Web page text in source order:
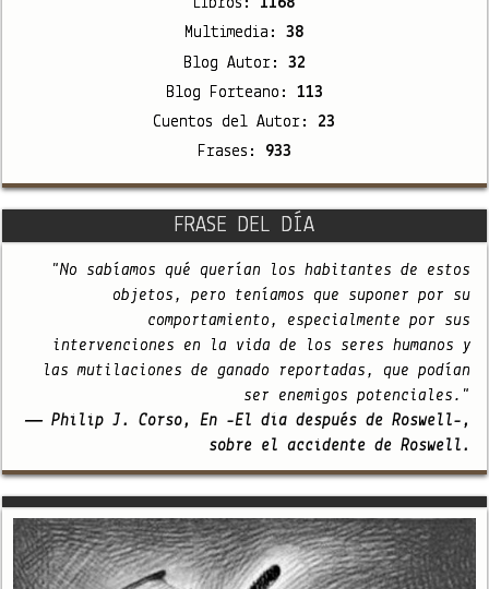
Libros:1168
Multimedia:38
Blog Autor: 32
Blog Forteano: 113
Cuentos del Autor: 23
Frases: 933
FRASE DEL DÍA
"No sabíamos qué querían los habitantes de estos
objetos, pero teníamos que suponer por su
comportamiento, especialmente por sus
intervenciones en la vida de los seres humanos y
las mutilaciones de ganado reportadas, que podían
ser enemigos potenciales."
— Philip J. Corso, En -El día después de Roswell-,
sobre el accidente de Roswell.